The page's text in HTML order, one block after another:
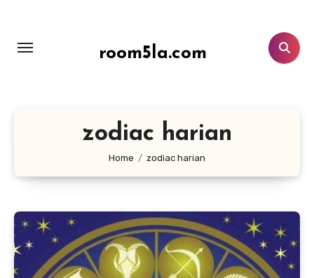
konten
room5la.com
zodiac harian
Home zodiac harian